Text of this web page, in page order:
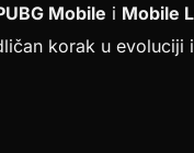
Mobile i Mobile
korak u evoluciji